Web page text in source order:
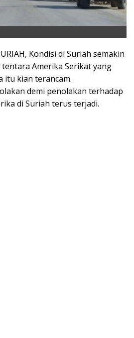
Kondisi di Suriah semakin
Amerika Serikat yang
itu kian terancam.
demi penolakan terhadap
di Suriah terus terjadi.